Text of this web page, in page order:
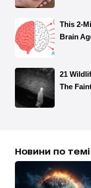
Новини по темі